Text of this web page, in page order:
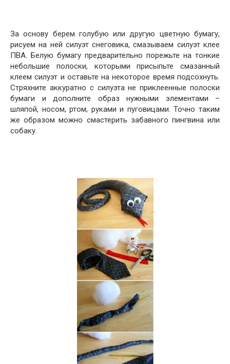
За основу берем голубую или другую цветную бумагу,
рисуем на ней силуэт снеговика, смазываем силуэт клее
ПВА. Белую бумагу предварительно порежьте на тонкие
небольшие полоски, которыми присыпьте смазанный
клеем силуэт и оставьте на некоторое время подсохнуть.
Стряхните аккуратно с силуэта не приклеенные полоски
бумаги и дополните образ нужными элементами –
шляпой, носом, ртом, руками и пуговицами. Точно таким
же образом можно смастерить забавного пингвина или
собаку.